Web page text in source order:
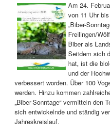
Am 24.
von 11 Uhr
„Biber-
Freilingen/
Biber als
Seitdem sich
hat, ist die
und der
verbessert worden. Über 100
werden. Hinzu kommen
„Biber-Sonntage“ vermitteln den
sich entwickelnde und ständig
Jahreskreislauf.